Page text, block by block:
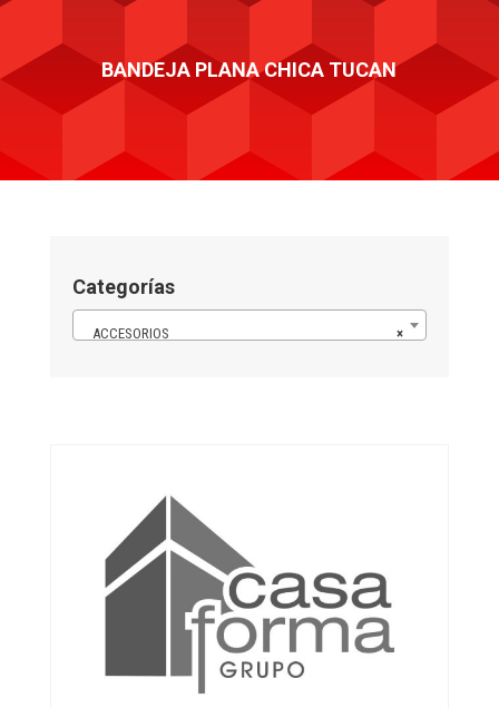
BANDEJA PLANA CHICA TUCAN
Categorías
×
ACCESORIOS